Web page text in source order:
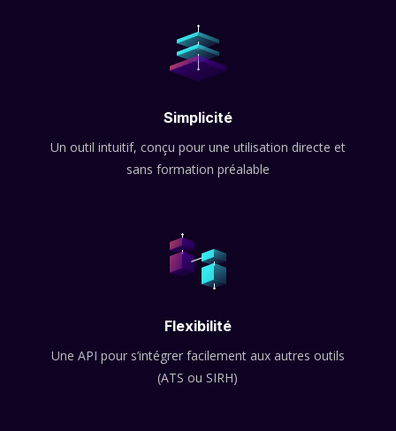
Simplicité
Un outil intuitif, conçu pour une utilisation directe et
sans formation préalable
Flexibilité
Une API pour s’intégrer facilement aux autres outils
(ATS ou SIRH)